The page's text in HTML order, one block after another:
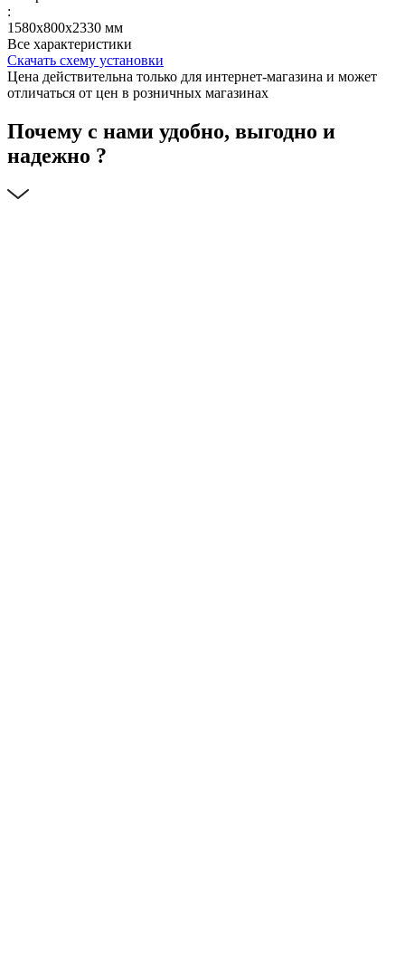
:
1580х800х2330 мм
Все характеристики
Скачать схему установки
Цена действительна только для интернет-магазина и может
отличаться от цен в розничных магазинах
Почему с нами удобно, выгодно и
надежно ?